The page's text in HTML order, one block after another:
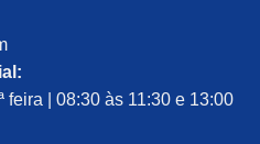
feira | 08:30 às 11:30 e 13:00